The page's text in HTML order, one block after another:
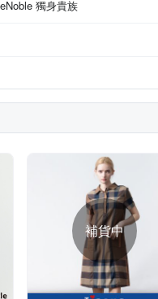
獨身貴族
補貨中